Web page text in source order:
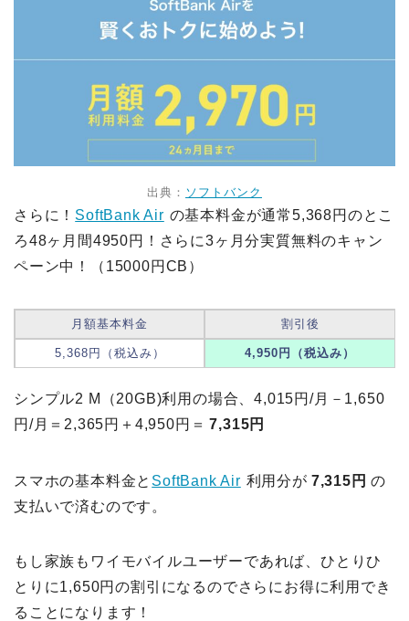
出典： ソフトバンク
さらに！ SoftBank Air の基本料金が通常5,368円のとこ
ろ48ヶ月間4950円！さらに3ヶ月分実質無料のキャン
ペーン中！（15000円CB）
月額基本料金 割引後
5,368円（税込み） 4,950円（税込み）
シンプル2 M（20GB)利用の場合、4,015円/月－1,650
円/月＝2,365円＋4,950円＝ 7,315円
スマホの基本料金と SoftBank Air 利用分が 7,315円 の
支払いで済むのです。
もし家族もワイモバイルユーザーであれば、ひとりひ
とりに1,650円の割引になるのでさらにお得に利用でき
ることになります！